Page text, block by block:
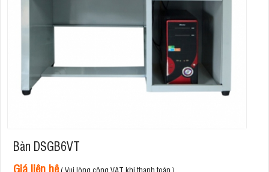
Bàn DSGB6VT
Giá liên hệ( Vui lòng cộng VAT khi thanh toán )